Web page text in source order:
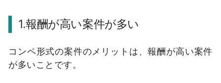
1.報酬が高い案件が多い
コンペ形式の案件のメリットは、報酬が高い案件
が多いことです。